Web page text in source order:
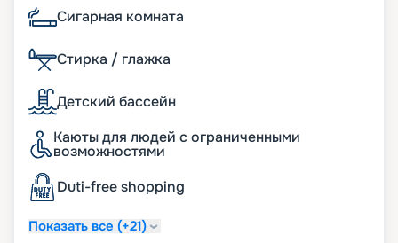
кликов.
Сигарная комната
Стирка / глажка
Детский бассейн
Каюты для людей с ограниченными
возможностями
Duti-free shopping
Показать все (+21)